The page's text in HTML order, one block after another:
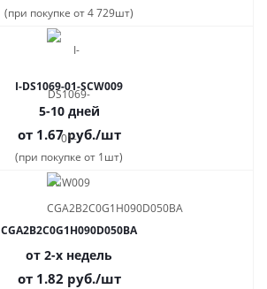
(при покупке от 4 729шт)
I-DS1069-01-SCW009
5-10 дней
от 1.67 руб./шт
(при покупке от 1шт)
CGA2B2C0G1H090D050BA
от 2-х недель
от 1.82 руб./шт